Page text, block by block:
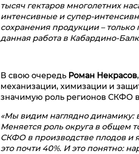
тысяч гектаров многолетних
интенсивные и супер-
сохранения продукции –
данная работа в Кабардино-
В свою очередь Роман Некрасов
механизации, химизации и
значимую роль регионов СКФО
«Мы видим наглядно динамику:
Меняется роль округа в общем
СКФО в производстве плодов и
это почти 40%. И это понятно: